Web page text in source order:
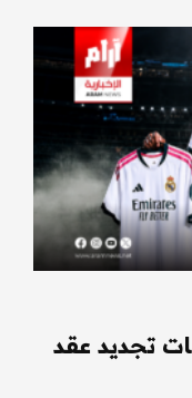
تجديد عقد